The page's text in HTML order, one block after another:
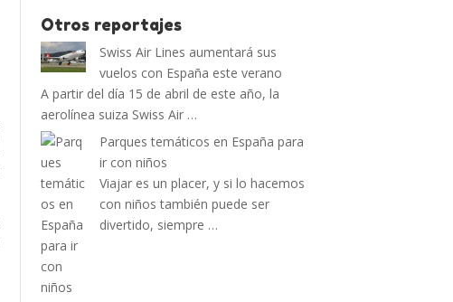
Otros reportajes
Swiss Air Lines aumentará sus
vuelos con España este verano
A partir del día 15 de abril de este año, la
aerolínea suiza Swiss Air …
Parques temáticos en España para
ir con niños
Viajar es un placer, y si lo hacemos
con niños también puede ser
divertido, siempre …